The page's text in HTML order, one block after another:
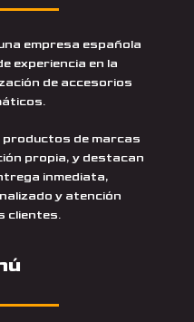
empresa española
experiencia en la
de accesorios
de marcas
propia, y destacan
inmediata,
y atención
clientes.